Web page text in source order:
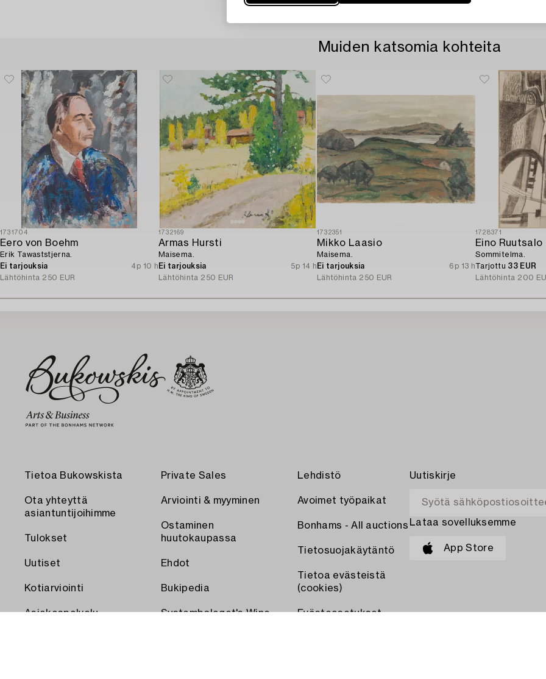
Muiden katsomia kohteita
1731704
Eero von Boehm
Erik Tawaststjerna.
Ei tarjouksia
4p 10 h
Lähtöhinta 250 EUR
1732169
Armas Hursti
Maisema.
Ei tarjouksia
5p 14 h
Lähtöhinta 250 EUR
1732351
Mikko Laasio
Maisema.
Ei tarjouksia
6p 13 h
Lähtöhinta 250 EUR
1728371
Eino Ruutsalo
Sommitelma.
Tarjottu 33 EUR
Lähtöhinta 200
Tietoa Bukowskista
Ota yhteyttä
asiantuntijoihimme
Tulokset
Uutiset
Kotiarviointi
Asiakaspalvelu
Private Sales
Arviointi & myyminen
Ostaminen
huutokaupassa
Ehdot
Bukipedia
Systembolaget's Wine
Lehdistö
Avoimet työpaikat
Bonhams - All auctions
Tietosuojakäytäntö
Tietoa evästeistä
(cookies)
Evästeasetukset
Uutiskirje
Lataa sovelluksemme
App Store